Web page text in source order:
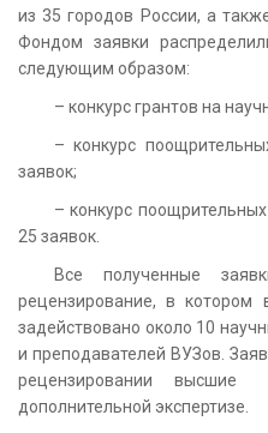
из 35 городов России, а
Фондом заявки
следующим образом:
– конкурс грантов на
– конкурс
заявок;
– конкурс
25 заявок.
Все полученные
рецензирование, в котором
задействовано около 10
и преподавателей ВУЗов.
рецензировании
дополнительной экспертизе.